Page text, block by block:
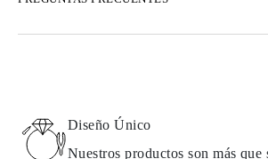
Opciones de entrega exprés también están
Detalles sobre métodos de envío, costos y
pueden encontrar en laspreguntas
Diseño Único
Nuestros productos son más que